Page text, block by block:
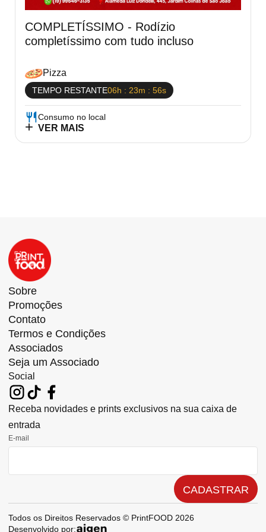
Sexta-feira 18:00 às 23:30
COMPLETÍSSIMO - Rodízio
completíssimo com tudo incluso
Pizza
TEMPO RESTANTE06h : 23m : 56s
Consumo no local
VER MAIS
Sobre
Promoções
Contato
Termos e Condições
Associados
Seja um Associado
Social
Receba novidades e prints exclusivos na sua caixa de
entrada
E-mail
CADASTRAR
Todos os Direitos Reservados © PrintFOOD 2026
Desenvolvido por: